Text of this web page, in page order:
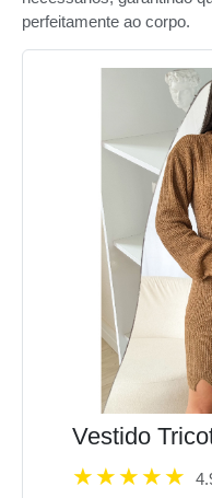
perfeitamente ao corpo.
Vestido